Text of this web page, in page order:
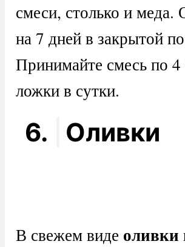
смеси, столько и меда.
на 7 дней в закрытой
Принимайте смесь по
ложки в сутки.
6. Оливки
В свежем виде оливки